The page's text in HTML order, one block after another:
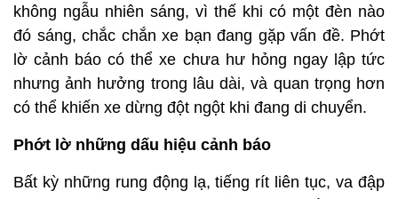
không ngẫu nhiên sáng, vì thế khi có một đèn nào
đó sáng, chắc chắn xe bạn đang gặp vấn đề. Phớt
lờ cảnh báo có thể xe chưa hư hỏng ngay lập tức
nhưng ảnh hưởng trong lâu dài, và quan trọng hơn
có thể khiến xe dừng đột ngột khi đang di chuyển.
Phớt lờ những dấu hiệu cảnh báo
Bất kỳ những rung động lạ, tiếng rít liên tục, va đập